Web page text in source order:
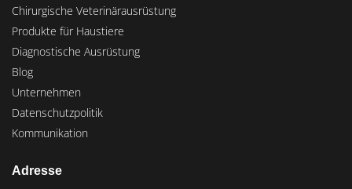
Chirurgische Veterinärausrüstung
Produkte für Haustiere
Diagnostische Ausrüstung
Blog
Unternehmen
Datenschutzpolitik
Kommunikation
Adresse